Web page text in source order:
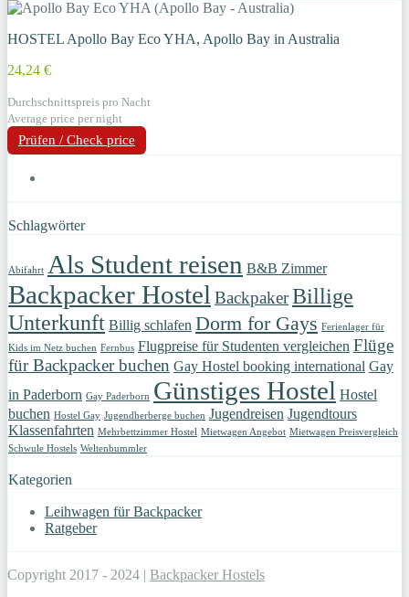
HOSTEL Apollo Bay Eco YHA, Apollo Bay in Australia
24,24 €
Durchschnittspreis pro Nacht
Average price per night
Prüfen / Check price
Schlagwörter
Abifahrt Als Student reisen B&B Zimmer
Backpacker HostelBackpakerBillige
Unterkunft Billig schlafen Dorm for Gays Ferienlager für
Kids im Netz buchen Fernbus Flugpreise für Studenten vergleichen Flüge
für Backpacker buchen Gay Hostel booking international Gay
in Paderborn Gay Paderborn Günstiges Hostel Hostel
buchen Hostel Gay Jugendherberge buchen Jugendreisen Jugendtours
Klassenfahrten Mehrbettzimmer Hostel Mietwagen Angebot Mietwagen Preisvergleich
Schwule Hostels Weltenbummler
Kategorien
Leihwagen für Backpacker
Ratgeber
Copyright 2017 - 2024 | Backpacker Hostels